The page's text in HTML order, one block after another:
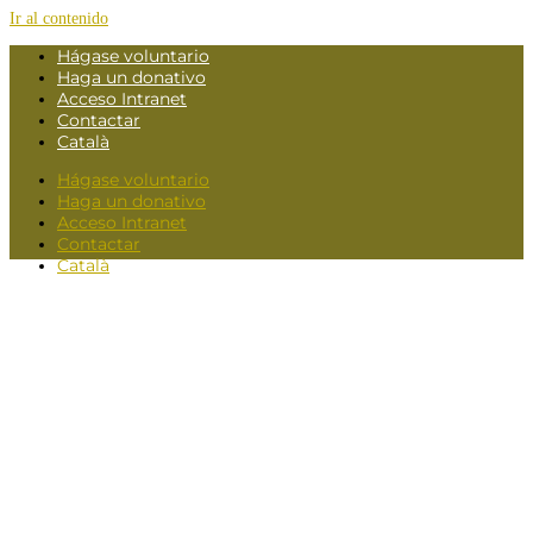
Ir al contenido
Hágase voluntario
Haga un donativo
Acceso Intranet
Contactar
Català
Hágase voluntario
Haga un donativo
Acceso Intranet
Contactar
Català